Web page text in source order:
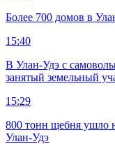
Более 700 домов в
15:40
В Улан-Удэ с
занятый земельный
15:29
800 тонн щебня ушло
Улан-Удэ